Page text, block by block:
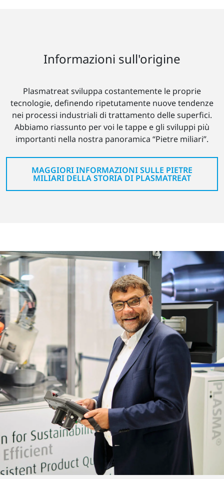
Informazioni sull'origine
Plasmatreat sviluppa costantemente le proprie
tecnologie, definendo ripetutamente nuove tendenze
nei processi industriali di trattamento delle superfici.
Abbiamo riassunto per voi le tappe e gli sviluppi più
importanti nella nostra panoramica “Pietre miliari”.
MAGGIORI INFORMAZIONI SULLE PIETRE
MILIARI DELLA STORIA DI PLASMATREAT